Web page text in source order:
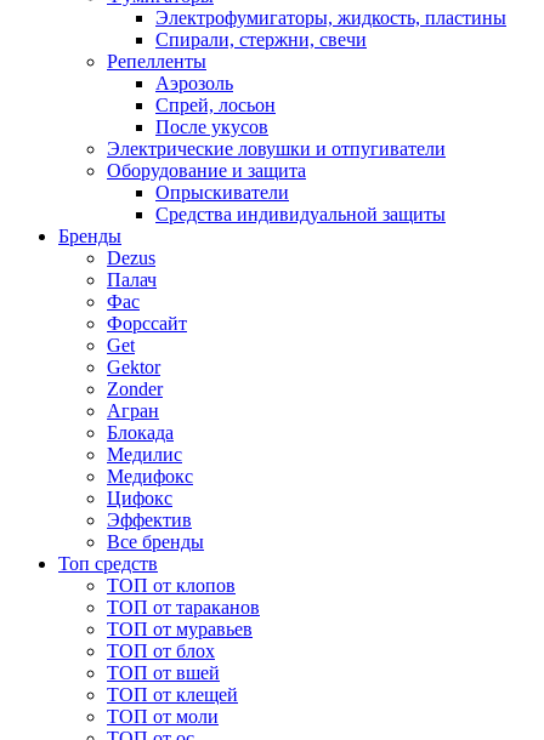
Электрофумигаторы, жидкость, пластины
Спирали, стержни, свечи
Репелленты
Аэрозоль
Спрей, лосьон
После укусов
Электрические ловушки и отпугиватели
Оборудование и защита
Опрыскиватели
Средства индивидуальной защиты
Бренды
Dezus
Палач
Фас
Форcсайт
Get
Gektor
Zonder
Агран
Блокада
Медилис
Медифокс
Цифокс
Эффектив
Все бренды
Топ средств
ТОП от клопов
ТОП от тараканов
ТОП от муравьев
ТОП от блох
ТОП от вшей
ТОП от клещей
ТОП от моли